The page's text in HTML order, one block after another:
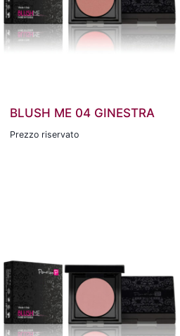
BLUSH ME 04 GINESTRA
Prezzo riservato